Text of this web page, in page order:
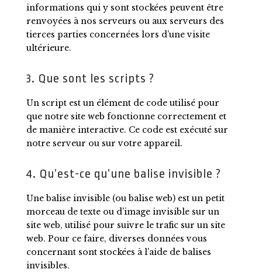
informations qui y sont stockées peuvent être
renvoyées à nos serveurs ou aux serveurs des
tierces parties concernées lors d’une visite
ultérieure.
3. Que sont les scripts ?
Un script est un élément de code utilisé pour
que notre site web fonctionne correctement et
de manière interactive. Ce code est exécuté sur
notre serveur ou sur votre appareil.
4. Qu’est-ce qu’une balise invisible ?
Une balise invisible (ou balise web) est un petit
morceau de texte ou d’image invisible sur un
site web, utilisé pour suivre le trafic sur un site
web. Pour ce faire, diverses données vous
concernant sont stockées à l’aide de balises
invisibles.